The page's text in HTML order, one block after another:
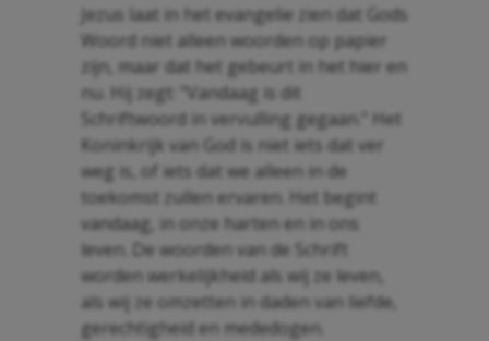
Jezus laat in het evangelie zien dat Gods
Woord niet alleen woorden op papier
zijn, maar dat het gebeurt in het hier en
nu. Hij zegt: "Vandaag is dit
Schriftwoord in vervulling gegaan." Het
Koninkrijk van God is niet iets dat ver
weg is, of iets dat we alleen in de
toekomst zullen ervaren. Het begint
vandaag, in onze harten en in ons
leven. De woorden van de Schrift
worden werkelijkheid als wij ze leven,
als wij ze omzetten in daden van liefde,
gerechtigheid en mededogen.